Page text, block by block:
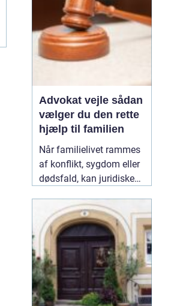
giver ...
Advokat vejle sådan
vælger du den rette
hjælp til familien
Når familielivet rammes
af konflikt, sygdom eller
dødsfald, kan juridiske
sig store. Mange oplever,
at de både skal håndtere
følelser og praktiske
problemer på én gang.
Her kan en erfaren10
January 2026